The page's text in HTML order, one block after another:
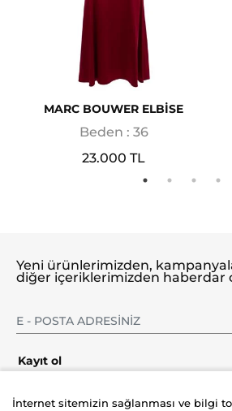
MARC BOUWER ELBİSE
Beden : 36
23.000 TL
Yeni ürünlerimizden,
diğer içeriklerimizden haberdar
Kayıt ol
İnternet sitemizin sağlanması ve bilgi